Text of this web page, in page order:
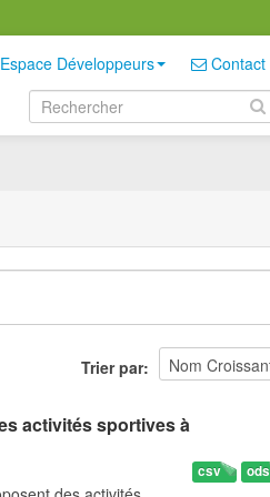
Développeurs Contact
Trier par
activités sportives à
ods
csv